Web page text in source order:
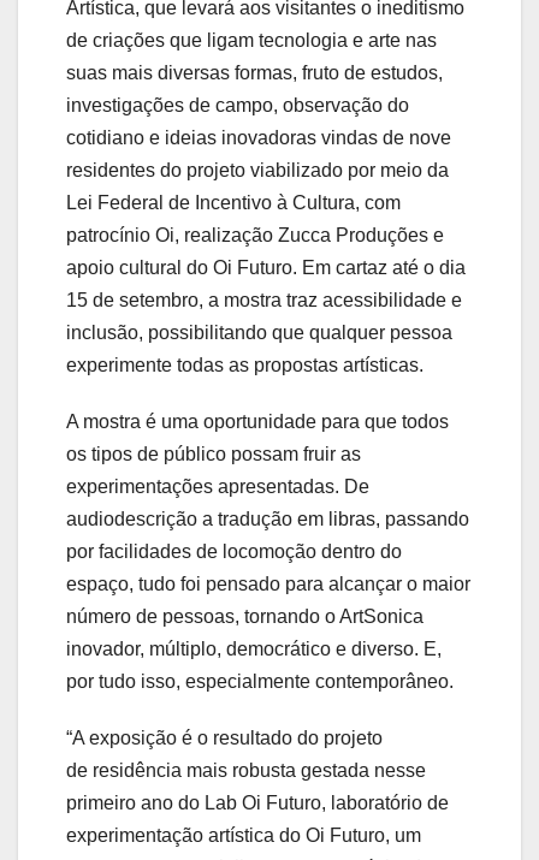
Artística, que levará aos visitantes o ineditismo
de criações que ligam tecnologia e arte nas
suas mais diversas formas, fruto de estudos,
investigações de campo, observação do
cotidiano e ideias inovadoras vindas de nove
residentes do projeto viabilizado por meio da
Lei Federal de Incentivo à Cultura, com
patrocínio Oi, realização Zucca Produções e
apoio cultural do Oi Futuro. Em cartaz até o dia
15 de setembro, a mostra traz acessibilidade e
inclusão, possibilitando que qualquer pessoa
experimente todas as propostas artísticas.
A mostra é uma oportunidade para que todos
os tipos de público possam fruir as
experimentações apresentadas. De
audiodescrição a tradução em libras, passando
por facilidades de locomoção dentro do
espaço, tudo foi pensado para alcançar o maior
número de pessoas, tornando o ArtSonica
inovador, múltiplo, democrático e diverso. E,
por tudo isso, especialmente contemporâneo.
“A exposição é o resultado do projeto
de residência mais robusta gestada nesse
primeiro ano do Lab Oi Futuro, laboratório de
experimentação artística do Oi Futuro, um